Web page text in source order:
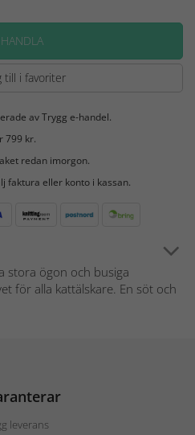
HANDLA
till i favoriter
av Trygg e-handel.
799 kr.
redan imorgon.
faktura eller konto i kassan.
stora ögon och busiga
för alla kattälskare. En söt och
leverans